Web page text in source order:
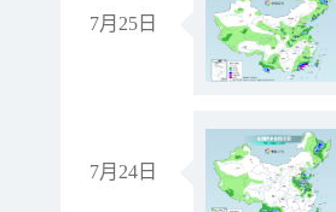
7月25日
7月24日